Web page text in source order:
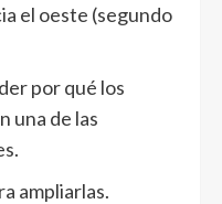
el oeste (segundo
por qué los
una de las
ampliarlas.